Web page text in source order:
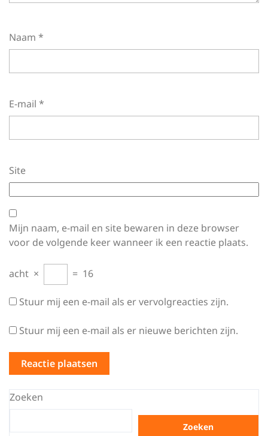
Naam *
E-mail *
Site
Mijn naam, e-mail en site bewaren in deze browser
voor de volgende keer wanneer ik een reactie plaats.
acht × = 16
Stuur mij een e-mail als er vervolgreacties zijn.
Stuur mij een e-mail als er nieuwe berichten zijn.
Zoeken
Zoeken